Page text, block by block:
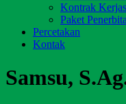
Kontrak
Paket
Percetakan
Kontak
Samsu,